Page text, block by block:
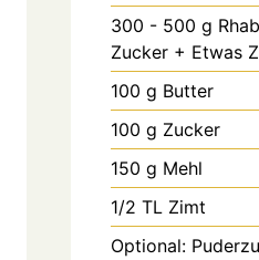
300 - 500 g
Zucker + Etwas
100 g Butter
100 g Zucker
150 g Mehl
1/2 TL Zimt
Optional: